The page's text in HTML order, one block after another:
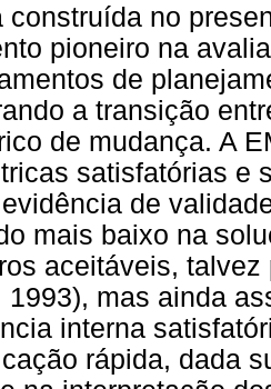
construída no
pioneiro na
de
a transição
de mudança. A
satisfatórias e
de
mais baixo na
aceitáveis,
1993), mas ainda
interna
rápida, dada